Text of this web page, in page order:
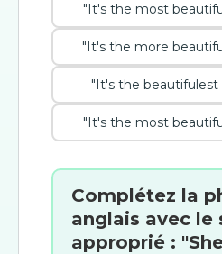
"It's the most
"It's the more
"It's the beautifulest
"It's the most
Complétez la
anglais avec le
approprié : "She